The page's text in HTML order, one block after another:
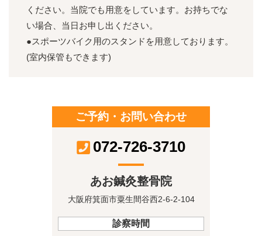
ください。当院でも用意をしています。お持ちでな
い場合、当日お申し出ください。
●スポーツバイク用のスタンドを用意しております。
(室内保管もできます)
ご予約・お問い合わせ
072-726-3710
あお鍼灸整骨院
大阪府箕面市粟生間谷西2-6-2-104
診察時間